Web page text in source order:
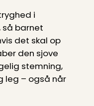
i
barnet
det skal op
den sjove
stemning,
leg – også når